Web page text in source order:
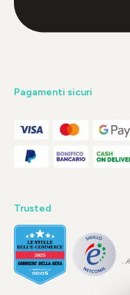
Pagamenti sicuri
Trusted